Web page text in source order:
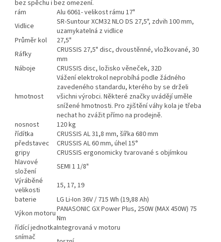
bez spěchu i bez omezení.
rám
Alu 6061- velikost rámu 17"
Vidlice
SR-Suntour XCM32 NLO DS 27,5", zdvih 100 mm,
uzamykatelná z vidlice
Průměr kol
27,5"
Ráfky
CRUSSIS 27,5" disc, dvoustěnné, vložkované, 30
mm
Náboje
CRUSSIS disc, ložisko věneček, 32D
hmotnost
Vážení elektrokol neprobíhá podle žádného
zavedeného standardu, kterého by se drželi
všichni výrobci. Některé značky uvádějí uměle
snížené hmotnosti. Pro zjištění váhy kola je třeba
nechat ho zvážit přímo na prodejně.
nosnost
120 kg
řídítka
CRUSSIS AL 31,8 mm, šířka 680 mm
představec
CRUSSIS AL 60 mm, úhel 15°
gripy
CRUSSIS ergonomicky tvarované s objímkou
hlavové
složení
SEMI 1 1/8"
Výráběné
velikosti
15, 17, 19
baterie
LG Li-Ion 36V / 715 Wh (19,88 Ah)
Výkon motoruPANASONIC GX Power Plus, 250W (MAX 450W) 75
Nm
řídící jednotkaIntegrovaná v motoru
snímač